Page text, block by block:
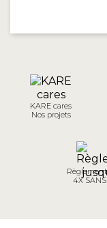
KARE cares
Nos projets
4X